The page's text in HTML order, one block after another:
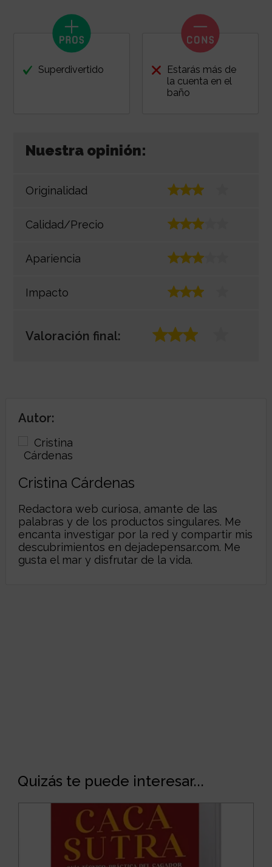
Superdivertido
Estarás más de
la cuenta en el
baño
Nuestra opinión:
Originalidad
Calidad/Precio
Apariencia
Impacto
Valoración final:
Autor:
Cristina Cárdenas
Redactora web curiosa, amante de las
palabras y de los productos singulares. Me
encanta investigar por la red y compartir mis
descubrimientos en dejadepensar.com. Me
gusta el mar y disfrutar de la vida.
Quizás te puede interesar...